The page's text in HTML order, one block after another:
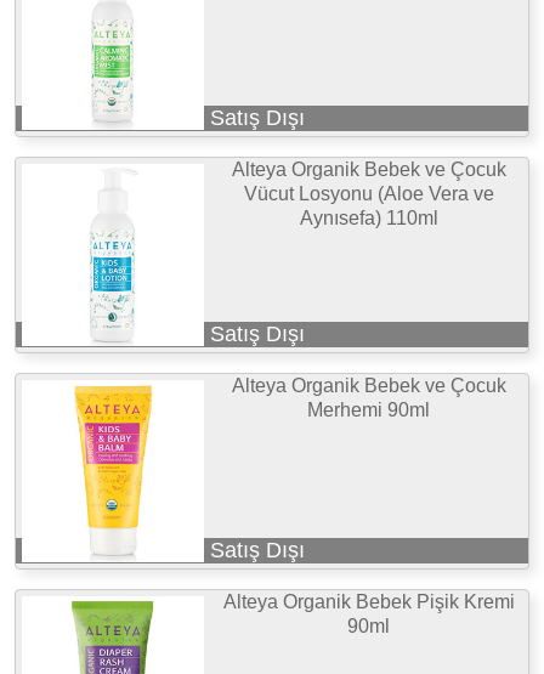
Satış Dışı
Alteya Organik Bebek ve Çocuk
Vücut Losyonu (Aloe Vera ve
Aynısefa) 110ml
Satış Dışı
Alteya Organik Bebek ve Çocuk
Merhemi 90ml
Satış Dışı
Alteya Organik Bebek Pişik Kremi
90ml